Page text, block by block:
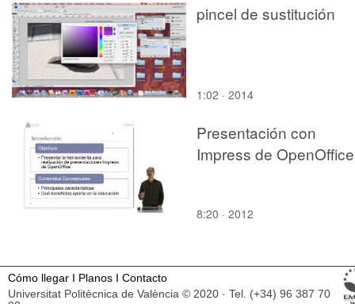
pincel de sustitución
1:02 · 2014
Presentación con
Impress de OpenOffice
8:20 · 2012
Cómo llegar I Planos I Contacto
Universitat Politècnica de València © 2020 · Tel. (+34) 96 387 70